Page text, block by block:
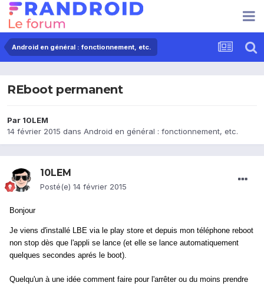
Android en général : fonctionnement, etc.
REboot permanent
Par 10LEM
14 février 2015 dans Android en général : fonctionnement, etc.
10LEM
Posté(e) 14 février 2015
Bonjour
Je viens d'installé LBE via le play store et depuis mon téléphone reboot
non stop dès que l'appli se lance (et elle se lance automatiquement
quelques secondes aprés le boot).
Quelqu'un à une idée comment faire pour l'arrêter ou du moins prendre